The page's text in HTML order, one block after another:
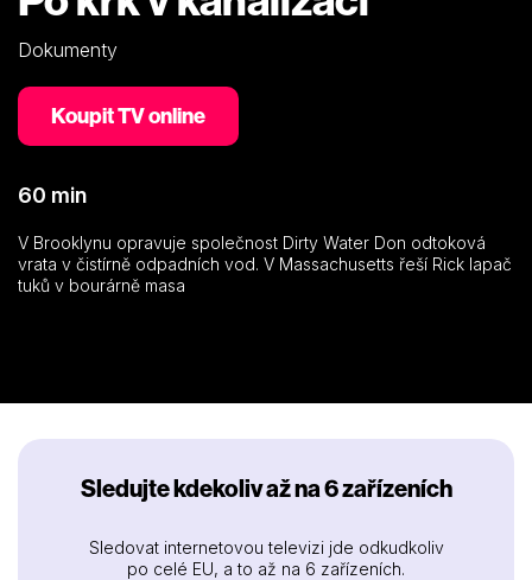
Dokumenty
Koupit TV online
60 min
V Brooklynu opravuje společnost Dirty Water Don odtoková
vrata v čistírně odpadních vod. V Massachusetts řeší Rick lapač
tuků v bourárně masa
Sledujte kdekoliv až na 6 zařízeních
Sledovat internetovou televizi jde odkudkoliv
po celé EU, a to až na 6 zařízeních.